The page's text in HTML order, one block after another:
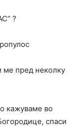
?
ме пред неколку
кажуваме во
спаси